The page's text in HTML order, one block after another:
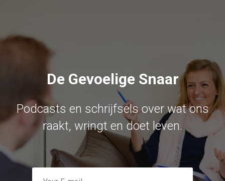
De Gevoelige Snaar
Podcasts en schrijfsels over wat ons
raakt, wringt en doet leven.